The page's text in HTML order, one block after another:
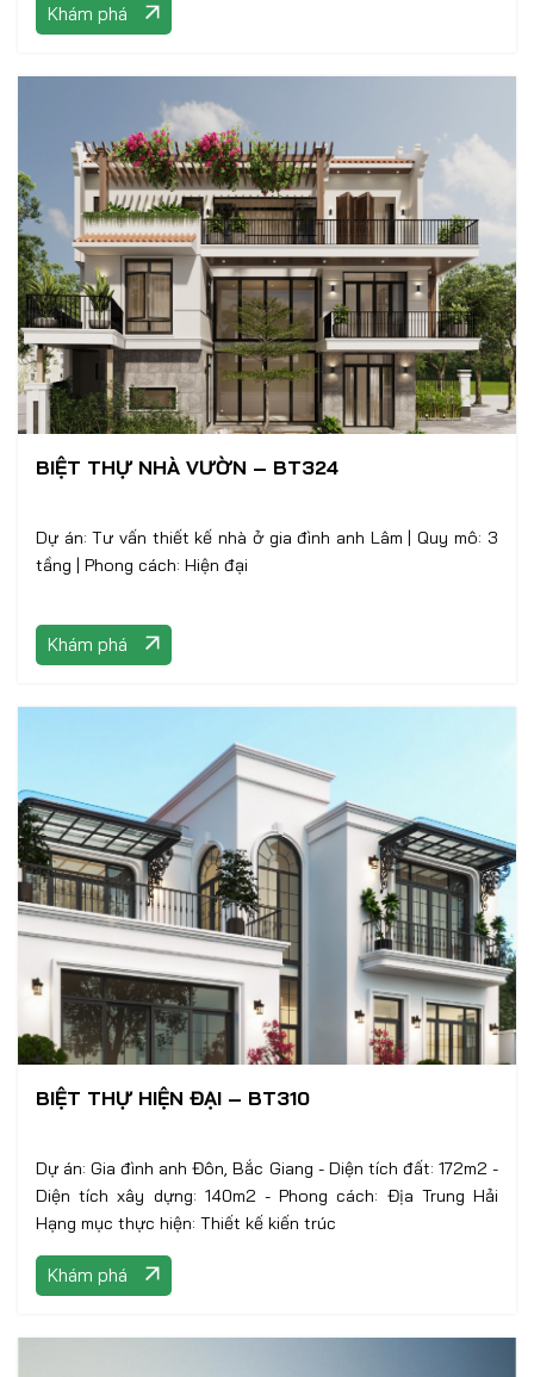
Khám phá
BIỆT THỰ NHÀ VƯỜN – BT324
Dự án: Tư vấn thiết kế nhà ở gia đình anh Lâm | Quy mô: 3
tầng | Phong cách: Hiện đại
Khám phá
BIỆT THỰ HIỆN ĐẠI – BT310
Dự án: Gia đình anh Đôn, Bắc Giang - Diện tích đất: 172m2 -
Diện tích xây dựng: 140m2 - Phong cách: Địa Trung Hải
Hạng mục thực hiện: Thiết kế kiến trúc
Khám phá